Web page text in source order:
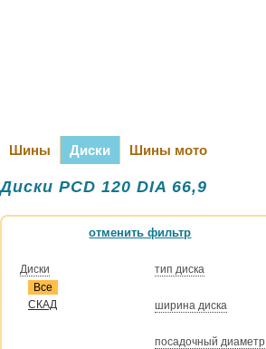
Шины Диски Шины мото
Диски PCD 120 DIA 66,9
отменить фильтр
Диски
Все
СКАД
тип диска
ширина диска
посадочный диаметр